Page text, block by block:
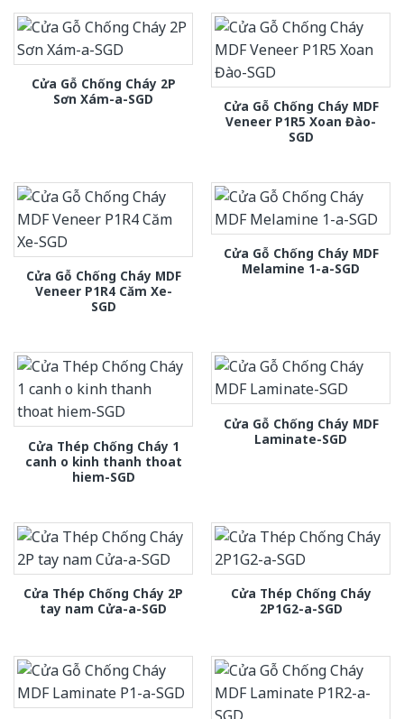
Cửa Gỗ Chống Cháy 2P
Sơn Xám-a-SGD
Cửa Gỗ Chống Cháy MDF
Veneer P1R5 Xoan Đào-
SGD
Cửa Gỗ Chống Cháy MDF
Veneer P1R4 Căm Xe-
SGD
Cửa Gỗ Chống Cháy MDF
Melamine 1-a-SGD
Cửa Thép Chống Cháy 1
canh o kinh thanh thoat
hiem-SGD
Cửa Gỗ Chống Cháy MDF
Laminate-SGD
Cửa Thép Chống Cháy 2P
tay nam Cửa-a-SGD
Cửa Thép Chống Cháy
2P1G2-a-SGD